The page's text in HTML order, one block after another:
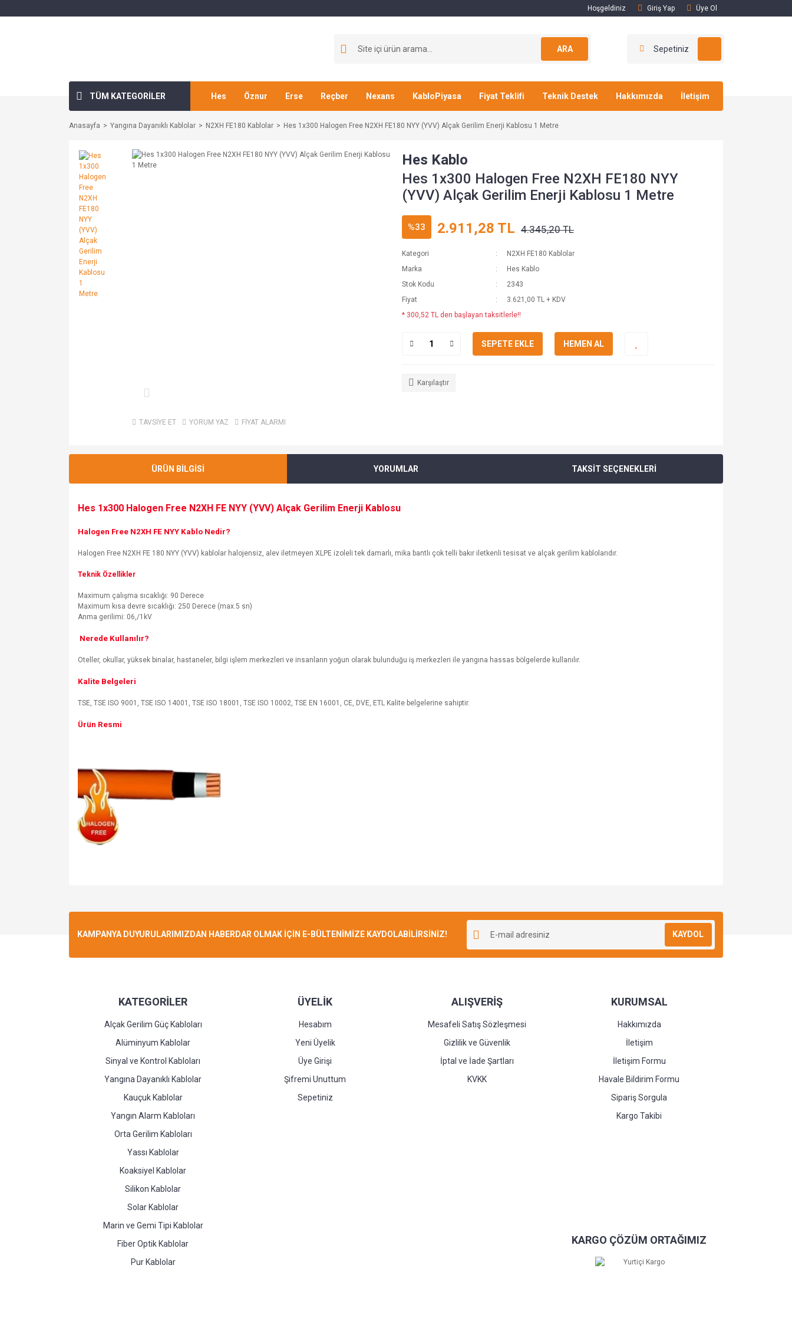
Hoşgeldiniz Giriş Yap Üye Ol
ARA Sepetiniz
TÜM KATEGORİLER Hes Öznur Erse Reçber Nexans KabloPiyasa Fiyat Teklifi Teknik Destek Hakkımızda İletişim
Anasayfa Yangına Dayanıklı Kablolar N2XH FE180 Kablolar Hes 1x300 Halogen Free N2XH FE180 NYY (YVV) Alçak Gerilim Enerji Kablosu 1 Metre
TAVSİYE ET YORUM YAZ FİYAT ALARMI
Hes Kablo
Hes 1x300 Halogen Free N2XH FE180 NYY
(YVV) Alçak Gerilim Enerji Kablosu 1 Metre
%33 2.911,28 TL 4.345,20 TL
Kategori
N2XH FE180 Kablolar
Marka
Hes Kablo
Stok Kodu
2343
Fiyat
3.621,00 TL + KDV
* 300,52 TL den başlayan taksitlerle!!
SEPETE EKLE HEMEN AL
Karşılaştır
ÜRÜN BİLGİSİ YORUMLAR TAKSİT SEÇENEKLERİ
Hes 1x300 Halogen Free N2XH FE NYY (YVV) Alçak Gerilim Enerji Kablosu
Halogen Free N2XH FE NYY Kablo Nedir?
Halogen Free N2XH FE 180 NYY (YVV) kablolar halojensiz, alev iletmeyen XLPE izoleli tek damarlı, mika bantlı çok telli bakır iletkenli tesisat ve alçak gerilim kablolarıdır.
Teknik Özellikler
Maximum çalışma sıcaklığı: 90 Derece
Maximum kısa devre sıcaklığı: 250 Derece (max.5 sn)
Anma gerilimi: 06,/1kV
Nerede Kullanılır?
Oteller, okullar, yüksek binalar, hastaneler, bilgi işlem merkezleri ve insanların yoğun olarak bulunduğu iş merkezleri ile yangına hassas bölgelerde kullanılır.
Kalite Belgeleri
TSE, TSE ISO 9001, TSE ISO 14001, TSE ISO 18001, TSE ISO 10002, TSE EN 16001, CE, DVE, ETL Kalite belgelerine sahiptir.
Ürün Resmi
KAMPANYA DUYURULARIMIZDAN HABERDAR OLMAK İÇİN E-BÜLTENİMİZE KAYDOLABİLİRSİNİZ! KAYDOL
KATEGORİLER
Alçak Gerilim Güç Kabloları
Alüminyum Kablolar
Sinyal ve Kontrol Kabloları
Yangına Dayanıklı Kablolar
Kauçuk Kablolar
Yangın Alarm Kabloları
Orta Gerilim Kabloları
Yassı Kablolar
Koaksiyel Kablolar
Silikon Kablolar
Solar Kablolar
Marin ve Gemi Tipi Kablolar
Fiber Optik Kablolar
Pur Kablolar
ÜYELİK
Hesabım
Yeni Üyelik
Üye Girişi
Şifremi Unuttum
Sepetiniz
ALIŞVERİŞ
Mesafeli Satış Sözleşmesi
Gizlilik ve Güvenlik
İptal ve İade Şartları
KVKK
KURUMSAL
Hakkımızda
İletişim
İletişim Formu
Havale Bildirim Formu
Sipariş Sorgula
Kargo Takibi
KARGO ÇÖZÜM ORTAĞIMIZ